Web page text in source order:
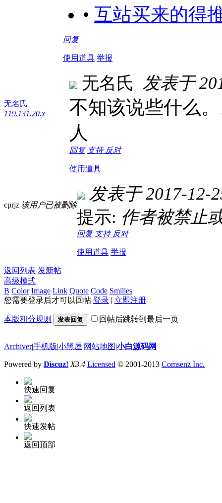
• 互站买来的得
回复
使用道具 举报
无名氏
119.131.20.x
无名氏 发表于
不知该说些什么
人
回复 支持 反对
使用道具
cprjz 该用户已被删除
发表于 2017-12-
提示: 作者被禁止
回复 支持 反对
使用道具 举报
返回列表 发新帖
高级模式
B Color Image Link Quote Code Smilies
您需要登录后才可以回帖 登录 立即注册
本版积分规则 发表回复 回帖后跳转到最后一页
Archiver|手机版 小黑屋 网站地图 小白源码网
Powered by Discuz! X3.4 Licensed © 2001-2013 Comsenz Inc.
快速回复
返回列表
快速发帖
返回顶部